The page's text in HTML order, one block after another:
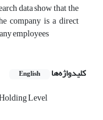
data show that the
company is a direct
employees
کلیدواژه‌ها English
Level